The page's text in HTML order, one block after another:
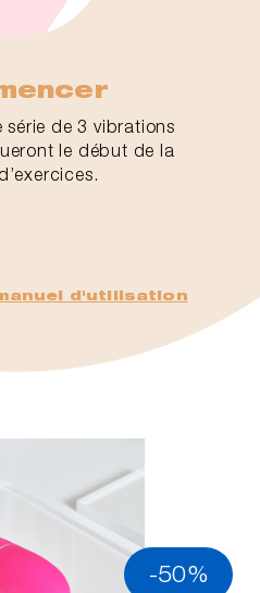
série de 3 vibrations
le début de la
d'utilisation
-50%